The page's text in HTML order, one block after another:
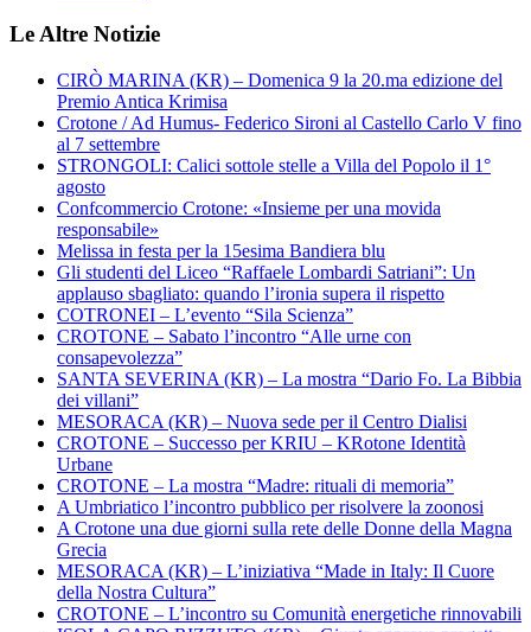
Le Altre Notizie
CIRÒ MARINA (KR) – Domenica 9 la 20.ma edizione del
Premio Antica Krimisa
Crotone / Ad Humus- Federico Sironi al Castello Carlo V fino
al 7 settembre
STRONGOLI: Calici sottole stelle a Villa del Popolo il 1°
agosto
Confcommercio Crotone: «Insieme per una movida
responsabile»
Melissa in festa per la 15esima Bandiera blu
Gli studenti del Liceo “Raffaele Lombardi Satriani”: Un
applauso sbagliato: quando l’ironia supera il rispetto
COTRONEI – L’evento “Sila Scienza”
CROTONE – Sabato l’incontro “Alle urne con
consapevolezza”
SANTA SEVERINA (KR) – La mostra “Dario Fo. La Bibbia
dei villani”
MESORACA (KR) – Nuova sede per il Centro Dialisi
CROTONE – Successo per KRIU – KRotone Identità
Urbane
CROTONE – La mostra “Madre: rituali di memoria”
A Umbriatico l’incontro pubblico per risolvere la zoonosi
A Crotone una due giorni sulla rete delle Donne della Magna
Grecia
MESORACA (KR) – L’iniziativa “Made in Italy: Il Cuore
della Nostra Cultura”
CROTONE – L’incontro su Comunità energetiche rinnovabili